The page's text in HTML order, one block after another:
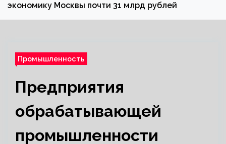
экономику Москвы почти 31 млрд рублей
Промышленность
Предприятия
обрабатывающей
промышленности